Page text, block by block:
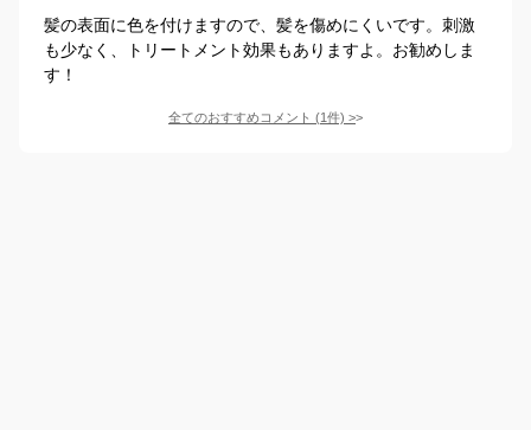
髪の表面に色を付けますので、髪を傷めにくいです。刺激
も少なく、トリートメント効果もありますよ。お勧めしま
す！
全てのおすすめコメント (1件) >